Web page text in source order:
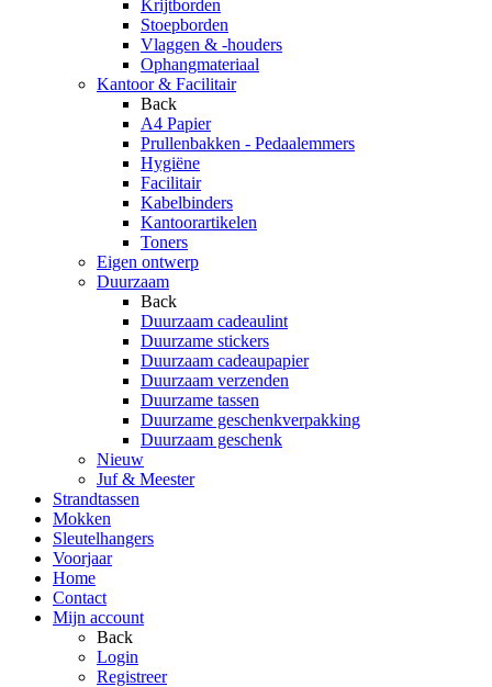
Krijtborden
Stoepborden
Vlaggen & -houders
Ophangmateriaal
Kantoor & Facilitair
Back
A4 Papier
Prullenbakken - Pedaalemmers
Hygiëne
Facilitair
Kabelbinders
Kantoorartikelen
Toners
Eigen ontwerp
Duurzaam
Back
Duurzaam cadeaulint
Duurzame stickers
Duurzaam cadeaupapier
Duurzaam verzenden
Duurzame tassen
Duurzame geschenkverpakking
Duurzaam geschenk
Nieuw
Juf & Meester
Strandtassen
Mokken
Sleutelhangers
Voorjaar
Home
Contact
Mijn account
Back
Login
Registreer